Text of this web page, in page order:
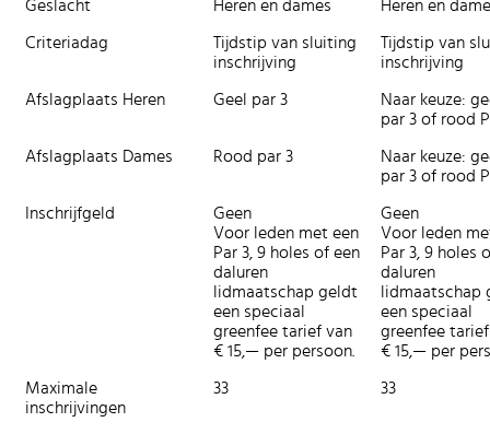
Geslacht Heren en dames Heren en
Criteriadag
Tijdstip van sluiting
inschrijving
Tijdstip van
inschrijving
Afslagplaats Heren Geel par 3
Naar keuze:
par 3 of rood
Afslagplaats Dames Rood par 3
Naar keuze:
par 3 of rood
Inschrijfgeld
Geen
Voor leden met een
Par 3, 9 holes of een
daluren
lidmaatschap geldt
een speciaal
greenfee tarief van
€ 15,— per persoon.
Geen
Voor leden
Par 3, 9 holes
daluren
lidmaatschap
een speciaal
greenfee
€ 15,— per
Maximale
inschrijvingen
33 33